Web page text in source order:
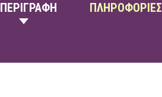
ΠΕΡΙΓΡΑΦΗ ΠΛΗΡΟΦΟΡΙΕΣ